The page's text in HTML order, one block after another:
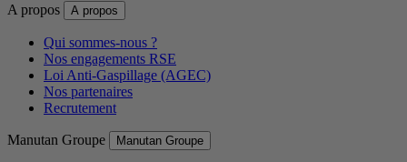
A propos A propos
Qui sommes-nous ?
Nos engagements RSE
Loi Anti-Gaspillage (AGEC)
Nos partenaires
Recrutement
Manutan Groupe Manutan Groupe